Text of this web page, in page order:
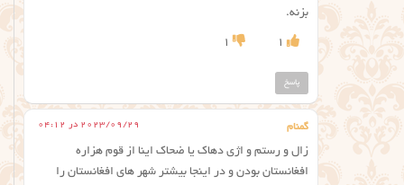
بزنه.
1
1
پاسخ
گمنام 2023/09/29 در 04:12
زال و رستم و اژی دهاک یا ضحاک اینا از قوم هزاره
افغانستان بودن و در اینجا بیشتر شهر های افغانستان را